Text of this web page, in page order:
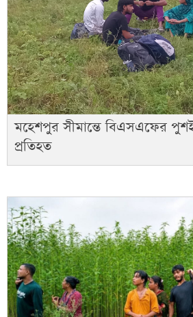
মহেশপুর সীমান্তে বিএসএফের
প্রতিহত